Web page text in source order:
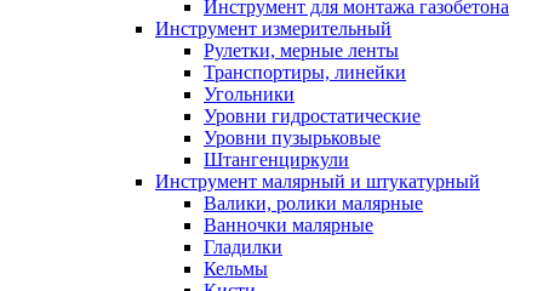
Инструмент для монтажа газобетона
Инструмент измерительный
Рулетки, мерные ленты
Транспортиры, линейки
Угольники
Уровни гидростатические
Уровни пузырьковые
Штангенциркули
Инструмент малярный и штукатурный
Валики, ролики малярные
Ванночки малярные
Гладилки
Кельмы